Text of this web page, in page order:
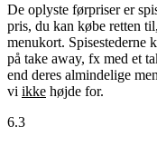
De oplyste førpriser er
pris, du kan købe retten
menukort. Spisestederne
på take away, fx med et
end deres almindelige
vi ikke højde for.
6.3